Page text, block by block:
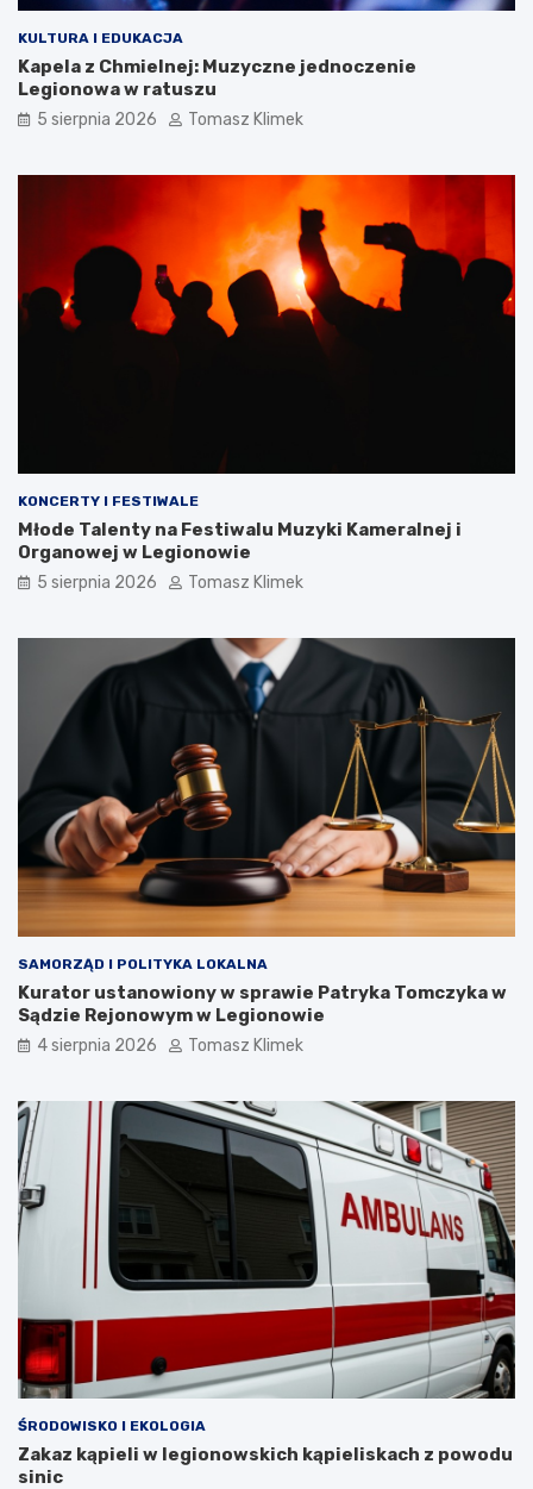
KULTURA I EDUKACJA
Kapela z Chmielnej: Muzyczne jednoczenie
Legionowa w ratuszu
5 sierpnia 2026 Tomasz Klimek
KONCERTY I FESTIWALE
Młode Talenty na Festiwalu Muzyki Kameralnej i
Organowej w Legionowie
5 sierpnia 2026 Tomasz Klimek
SAMORZĄD I POLITYKA LOKALNA
Kurator ustanowiony w sprawie Patryka Tomczyka w
Sądzie Rejonowym w Legionowie
4 sierpnia 2026 Tomasz Klimek
ŚRODOWISKO I EKOLOGIA
Zakaz kąpieli w legionowskich kąpieliskach z powodu
sinic